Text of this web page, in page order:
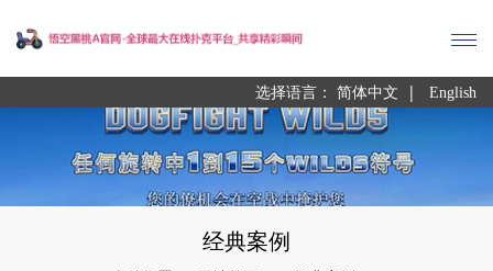
选择语言： 简体中文 | English
经典案例